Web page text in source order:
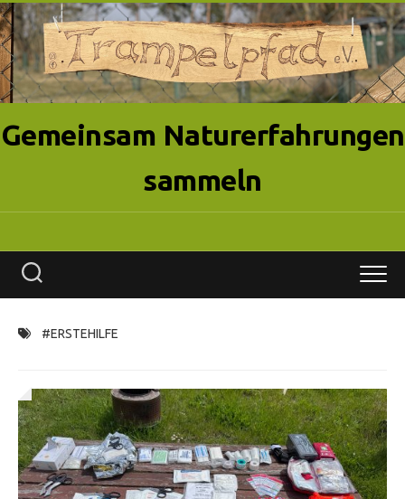
Skip
to
content
Gemeinsam Naturerfahrungen
sammeln
#ERSTEHILFE